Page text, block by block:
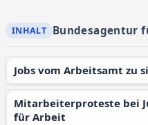
Bundesagentur
Jobs vom Arbeitsamt
Mitarbeiterproteste bei Jubiläum der Bundesanstalt
für Arbeit